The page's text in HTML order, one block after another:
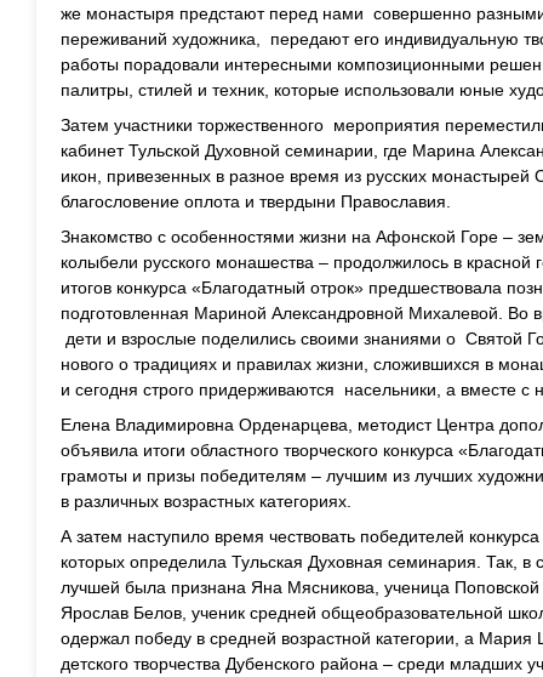
же монастыря предстают перед нами совершенно
переживаний художника, передают его индивидуальную
работы порадовали интересными композиционными
палитры, стилей и техник, которые использовали юные
Затем участники торжественного мероприятия
кабинет Тульской Духовной семинарии, где Марина
икон, привезенных в разное время из русских
благословение оплота и твердыни Православия.
Знакомство с особенностями жизни на Афонской Горе –
колыбели русского монашества – продолжилось в
итогов конкурса «Благодатный отрок» предшествовала
подготовленная Мариной Александровной Михалевой. Во
дети и взрослые поделились своими знаниями о Святой
нового о традициях и правилах жизни, сложившихся в
и сегодня строго придерживаются насельники, а вместе
Елена Владимировна Орденарцева, методист Центра
объявила итоги областного творческого конкурса
грамоты и призы победителям – лучшим из лучших
в различных возрастных категориях.
А затем наступило время чествовать победителей
которых определила Тульская Духовная семинария. Так, в
лучшей была признана Яна Мясникова, ученица
Ярослав Белов, ученик средней общеобразовательной
одержал победу в средней возрастной категории, а Мария
детского творчества Дубенского района – среди младших